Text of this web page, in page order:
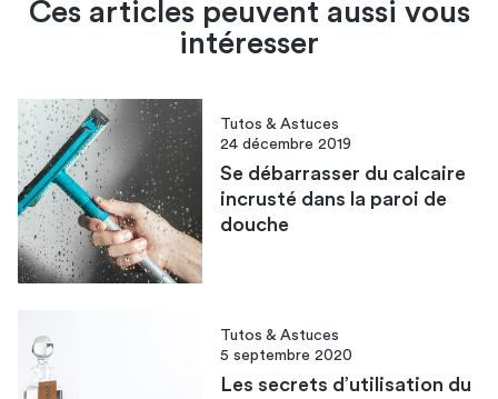
Ces articles peuvent aussi vous
intéresser
Tutos & Astuces
24 décembre 2019
Se débarrasser du calcaire
incrusté dans la paroi de
douche
Tutos & Astuces
5 septembre 2020
Les secrets d’utilisation du